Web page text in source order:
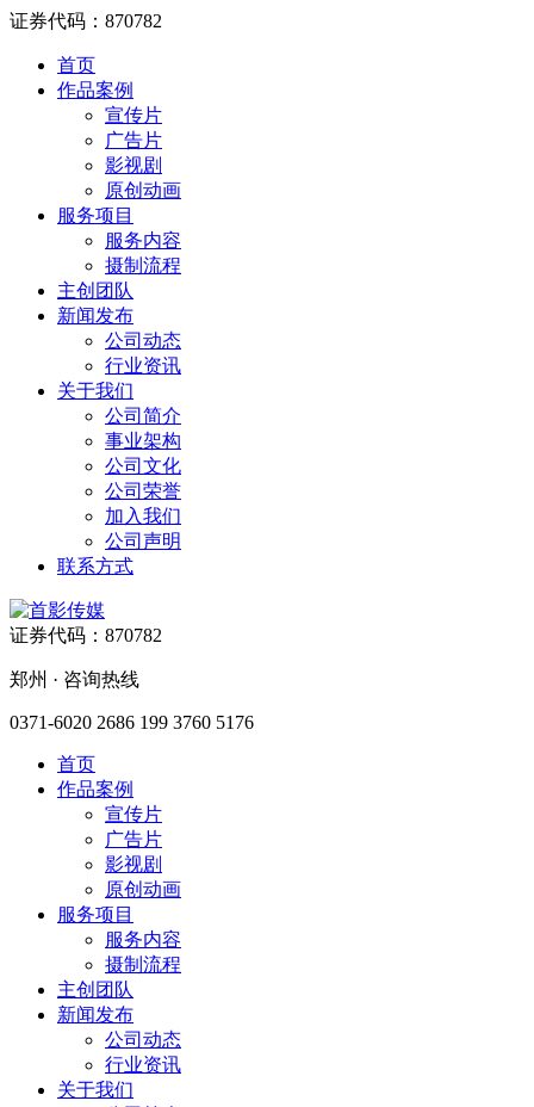
证券代码：870782
首页
作品案例
宣传片
广告片
影视剧
原创动画
服务项目
服务内容
摄制流程
主创团队
新闻发布
公司动态
行业资讯
关于我们
公司简介
事业架构
公司文化
公司荣誉
加入我们
公司声明
联系方式
证券代码：870782
郑州 · 咨询热线
0371-6020 2686 199 3760 5176
首页
作品案例
宣传片
广告片
影视剧
原创动画
服务项目
服务内容
摄制流程
主创团队
新闻发布
公司动态
行业资讯
关于我们